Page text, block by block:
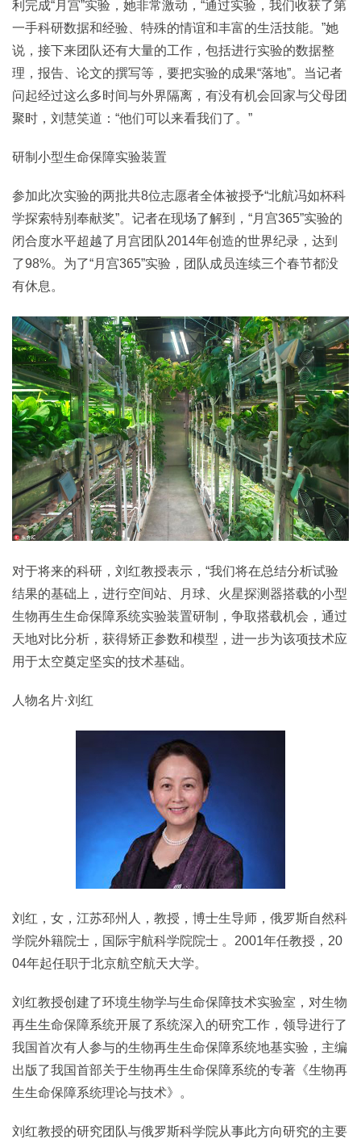
利完成“月宫”实验，她非常激动，“通过实验，我们收获了第
一手科研数据和经验、特殊的情谊和丰富的生活技能。”她
说，接下来团队还有大量的工作，包括进行实验的数据整
理，报告、论文的撰写等，要把实验的成果“落地”。当记者
问起经过这么多时间与外界隔离，有没有机会回家与父母团
聚时，刘慧笑道：“他们可以来看我们了。”
研制小型生命保障实验装置
参加此次实验的两批共8位志愿者全体被授予“北航冯如杯科
学探索特别奉献奖”。记者在现场了解到，“月宫365”实验的
闭合度水平超越了月宫团队2014年创造的世界纪录，达到
了98%。为了“月宫365”实验，团队成员连续三个春节都没
有休息。
对于将来的科研，刘红教授表示，“我们将在总结分析试验
结果的基础上，进行空间站、月球、火星探测器搭载的小型
生物再生生命保障系统实验装置研制，争取搭载机会，通过
天地对比分析，获得矫正参数和模型，进一步为该项技术应
用于太空奠定坚实的技术基础。
人物名片·刘红
刘红，女，江苏邳州人，教授，博士生导师，俄罗斯自然科
学院外籍院士，国际宇航科学院院士 。2001年任教授，20
04年起任职于北京航空航天大学。
刘红教授创建了环境生物学与生命保障技术实验室，对生物
再生生命保障系统开展了系统深入的研究工作，领导进行了
我国首次有人参与的生物再生生命保障系统地基实验，主编
出版了我国首部关于生物再生生命保障系统的专著《生物再
生生命保障系统理论与技术》。
刘红教授的研究团队与俄罗斯科学院从事此方向研究的主要